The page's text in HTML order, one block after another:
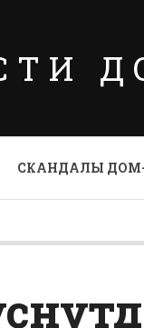
СКАНДАЛЫ